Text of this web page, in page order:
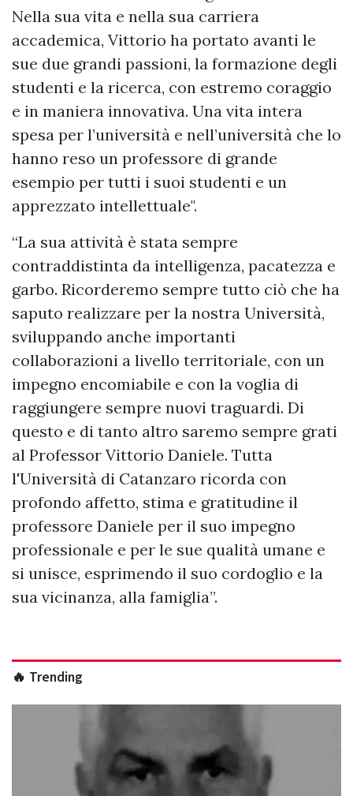
Nella sua vita e nella sua carriera
accademica, Vittorio ha portato avanti le
sue due grandi passioni, la formazione degli
studenti e la ricerca, con estremo coraggio
e in maniera innovativa. Una vita intera
spesa per l’università e nell’università che lo
hanno reso un professore di grande
esempio per tutti i suoi studenti e un
apprezzato intellettuale".
“La sua attività è stata sempre
contraddistinta da intelligenza, pacatezza e
garbo. Ricorderemo sempre tutto ciò che ha
saputo realizzare per la nostra Università,
sviluppando anche importanti
collaborazioni a livello territoriale, con un
impegno encomiabile e con la voglia di
raggiungere sempre nuovi traguardi. Di
questo e di tanto altro saremo sempre grati
al Professor Vittorio Daniele. Tutta
l'Università di Catanzaro ricorda con
profondo affetto, stima e gratitudine il
professore Daniele per il suo impegno
professionale e per le sue qualità umane e
si unisce, esprimendo il suo cordoglio e la
sua vicinanza, alla famiglia”.
🔥 Trending